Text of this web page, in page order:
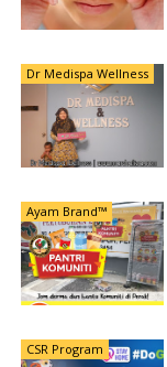
Dr Medispa Wellness
Ayam Brand™
CSR Program